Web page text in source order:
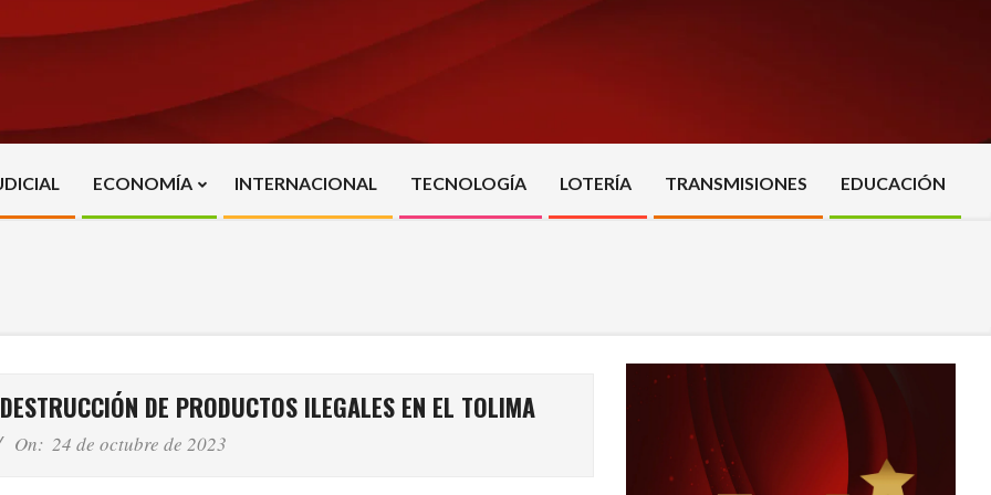
Primary
Navigation
ECONOMÍA INTERNACIONAL TECNOLOGÍA LOTERÍA TRANSMISIONES EDUCACIÓN
DE PRODUCTOS ILEGALES EN EL TOLIMA
On: 24 de octubre de 2023